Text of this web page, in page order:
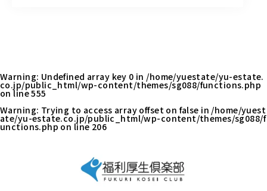
Warning: Undefined array key 0 in /home/yuestate/yu-estate.
co.jp/public_html/wp-content/themes/sg088/functions.php
on line555
Warning: Trying to access array offset on false in /home/yuest
ate/yu-estate.co.jp/public_html/wp-content/themes/sg088/f
unctions.php on line 206